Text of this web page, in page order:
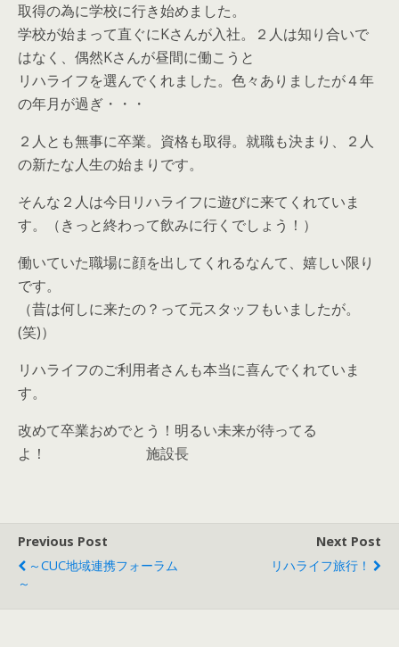
取得の為に学校に行き始めました。
学校が始まって直ぐにKさんが入社。２人は知り合いで
はなく、偶然Kさんが昼間に働こうと
リハライフを選んでくれました。色々ありましたが４年
の年月が過ぎ・・・
２人とも無事に卒業。資格も取得。就職も決まり、２人
の新たな人生の始まりです。
そんな２人は今日リハライフに遊びに来てくれていま
す。（きっと終わって飲みに行くでしょう！）
働いていた職場に顔を出してくれるなんて、嬉しい限り
です。
（昔は何しに来たの？って元スタッフもいましたが。
(笑)）
リハライフのご利用者さんも本当に喜んでくれていま
す。
改めて卒業おめでとう！明るい未来が待ってる
よ！ 施設長
Previous Post
～CUC地域連携フォーラム
～
Next Post
リハライフ旅行！